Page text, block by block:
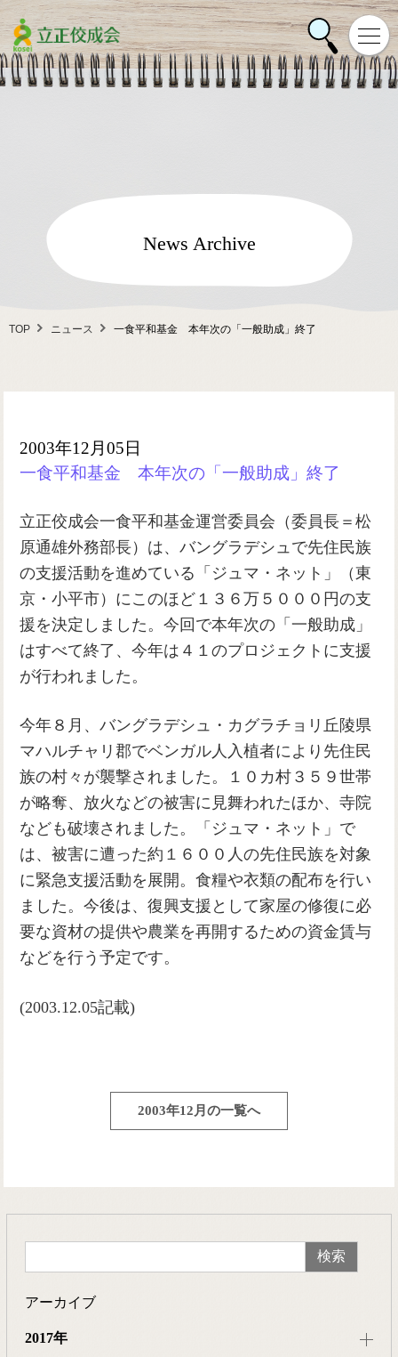
News Archive
TOP ニュース 一食平和基金 本年次の「一般助成」終了
2003年12月05日
一食平和基金 本年次の「一般助成」終了
立正佼成会一食平和基金運営委員会（委員長＝松
原通雄外務部長）は、バングラデシュで先住民族
の支援活動を進めている「ジュマ・ネット」（東
京・小平市）にこのほど１３６万５０００円の支
援を決定しました。今回で本年次の「一般助成」
はすべて終了、今年は４１のプロジェクトに支援
が行われました。
今年８月、バングラデシュ・カグラチョリ丘陵県
マハルチャリ郡でベンガル人入植者により先住民
族の村々が襲撃されました。１０カ村３５９世帯
が略奪、放火などの被害に見舞われたほか、寺院
なども破壊されました。「ジュマ・ネット」で
は、被害に遭った約１６００人の先住民族を対象
に緊急支援活動を展開。食糧や衣類の配布を行い
ました。今後は、復興支援として家屋の修復に必
要な資材の提供や農業を再開するための資金賃与
などを行う予定です。
(2003.12.05記載)
2003年12月の一覧へ
アーカイブ
2017年